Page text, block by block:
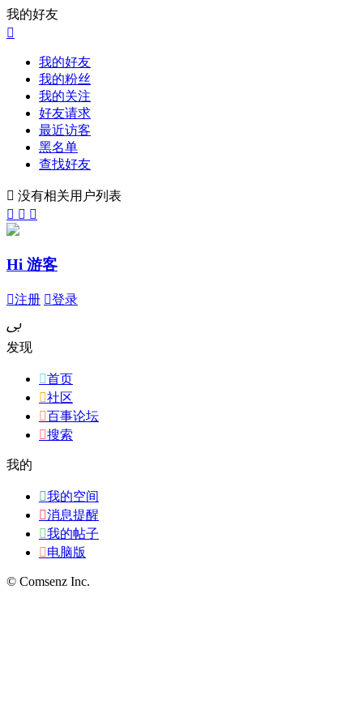
我的好友

我的好友
我的粉丝
我的关注
好友请求
最近访客
黑名单
查找好友
 没有相关用户列表
  
Hi 游客
注册 登录
ﰉ
发现
首页
社区
百事论坛
搜索
我的
我的空间
消息提醒
我的帖子
电脑版
© Comsenz Inc.